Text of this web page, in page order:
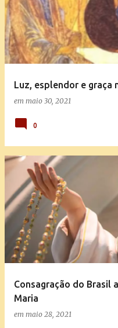
s
t
a
g
Luz, esplendor e graça
em maio 30, 2021
0
Consagração do Brasil
Maria
em maio 28, 2021